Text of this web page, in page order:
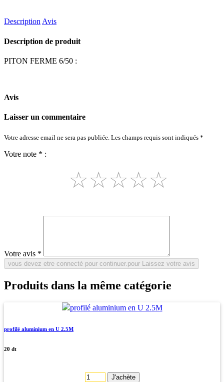
Description Avis
Description de produit
PITON FERME 6/50 :
Avis
Laisser un commentaire
Votre adresse email ne sera pas publiée. Les champs requis sont indiqués *
Votre note * :
☆
☆
☆
☆
☆
Votre avis *
Produits dans la même catégorie
profilé aluminium en U 2.5M
20 dt
J'achète